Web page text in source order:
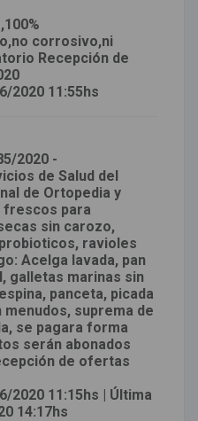
corrosivo,ni
Recepción de
2020 11:55hs
2020 -
de Salud del
de Ortopedia y
frescos para
sin carozo,
ravioles
Acelga lavada, pan
galletas marinas sin
panceta, picada
suprema de
se pagara forma
serán abonados
de ofertas
2020 11:15hs | Última
14:17hs